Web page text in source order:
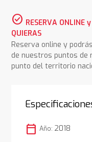
check_circle RESERVA ONLINE
QUIERAS
Reserva online y
de nuestros puntos de
punto del territorio
calendar_today Año: 2018